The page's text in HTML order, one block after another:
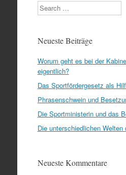
Search
Neueste Beiträge
Worum geht es bei der
eigentlich?
Das Sportfördergesetz als
Phrasenschwein und
Die Sportministerin und das
Die unterschiedlichen Welten
Neueste Kommentare